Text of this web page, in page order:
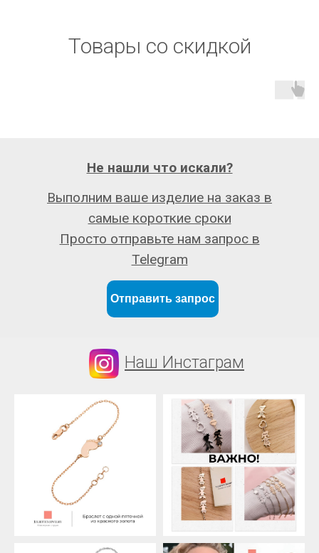
Товары со скидкой
Отправить запрос
Выполним ваше изделие на заказ в
самые короткие сроки
Просто отправьте нам запрос в
Telegram
Не нашли что искали?
Наш Инстаграм